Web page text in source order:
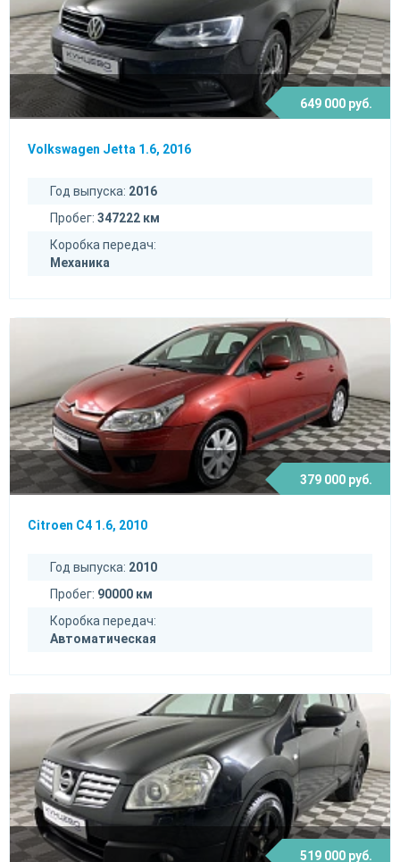
649 000 руб.
Volkswagen Jetta 1.6, 2016
Год выпуска: 2016
Пробег: 347222 км
Коробка передач:
Механика
379 000 руб.
Citroen C4 1.6, 2010
Год выпуска: 2010
Пробег: 90000 км
Коробка передач:
Автоматическая
519 000 руб.